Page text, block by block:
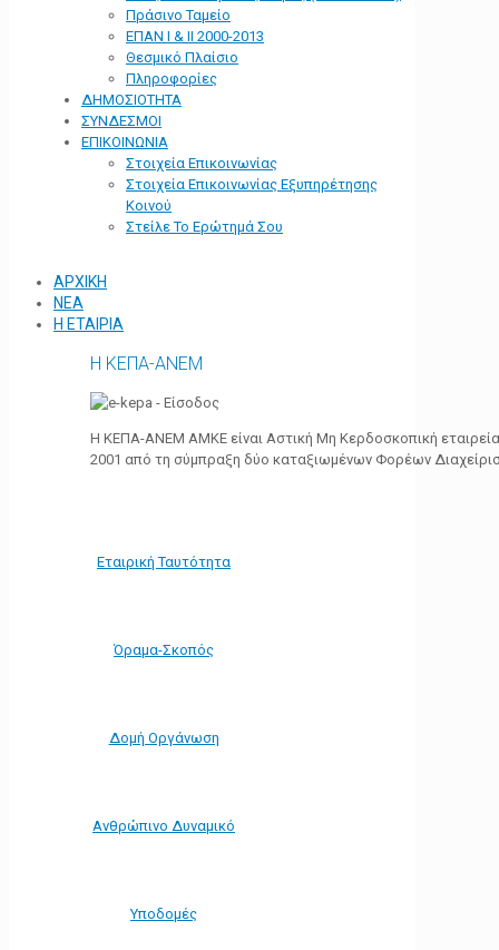
Πράσινο Ταμείο
ΕΠΑΝ Ι & ΙΙ 2000-2013
Θεσμικό Πλαίσιο
Πληροφορίες
ΔΗΜΟΣΙΟΤΗΤΑ
ΣΥΝΔΕΣΜΟΙ
ΕΠΙΚΟΙΝΩΝΙΑ
Στοιχεία Επικοινωνίας
Στοιχεία Επικοινωνίας Εξυπηρέτησης
Κοινού
Στείλε Το Ερώτημά Σου
ΑΡΧΙΚΗ
ΝΕΑ
Η ΕΤΑΙΡΙΑ
Η ΚΕΠΑ-ΑΝΕΜ
Η ΚΕΠΑ-ΑΝΕΜ ΑΜΚΕ είναι Αστική Μη Κερδοσκοπική
2001 από τη σύμπραξη δύο καταξιωμένων Φορέων
Εταιρική Ταυτότητα
Όραμα-Σκοπός
Δομή Οργάνωση
Ανθρώπινο Δυναμικό
Υποδομές